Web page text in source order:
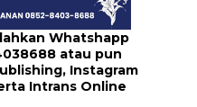
Whatshapp
atau pun
, Instagram
Intrans Online